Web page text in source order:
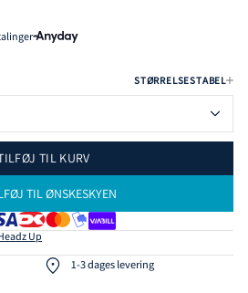
STØRRELSESTABEL
TIL KURV
TIL ØNSKESKYEN
Up
1-3 dages levering